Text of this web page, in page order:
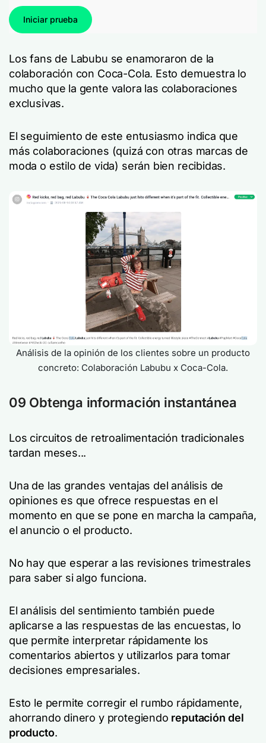
Iniciar prueba
Los fans de Labubu se enamoraron de la
colaboración con Coca-Cola. Esto demuestra lo
mucho que la gente valora las colaboraciones
exclusivas.
El seguimiento de este entusiasmo indica que
más colaboraciones (quizá con otras marcas de
moda o estilo de vida) serán bien recibidas.
Análisis de la opinión de los clientes sobre un producto
concreto: Colaboración Labubu x Coca-Cola.
09 Obtenga información instantánea
Los circuitos de retroalimentación tradicionales
tardan meses...
Una de las grandes ventajas del análisis de
opiniones es que ofrece respuestas en el
momento en que se pone en marcha la campaña,
el anuncio o el producto.
No hay que esperar a las revisiones trimestrales
para saber si algo funciona.
El análisis del sentimiento también puede
aplicarse a las respuestas de las encuestas, lo
que permite interpretar rápidamente los
comentarios abiertos y utilizarlos para tomar
decisiones empresariales.
Esto le permite corregir el rumbo rápidamente,
ahorrando dinero y protegiendo reputación del
producto.